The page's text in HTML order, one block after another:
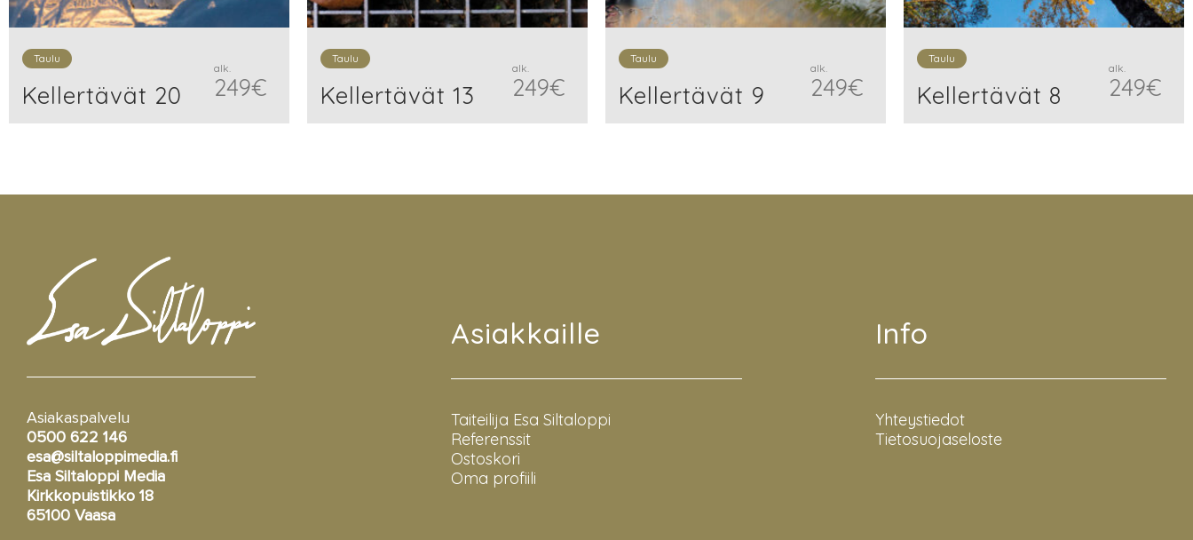
Taulu
Kellertävät 20
alk.
249€
Taulu
Kellertävät 13
alk.
249€
Taulu
Kellertävät 9
alk.
249€
Taulu
Kellertävät 8
alk.
249€
Asiakaspalvelu
0500 622 146
esa@siltaloppimedia.fi
Esa Siltaloppi Media
Kirkkopuistikko 18
65100 Vaasa
Asiakkaille
Taiteilija Esa Siltaloppi
Referenssit
Ostoskori
Oma profiili
Info
Yhteystiedot
Tietosuojaseloste